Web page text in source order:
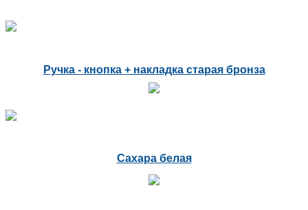
Ручка - кнопка + накладка старая бронза
Сахара белая